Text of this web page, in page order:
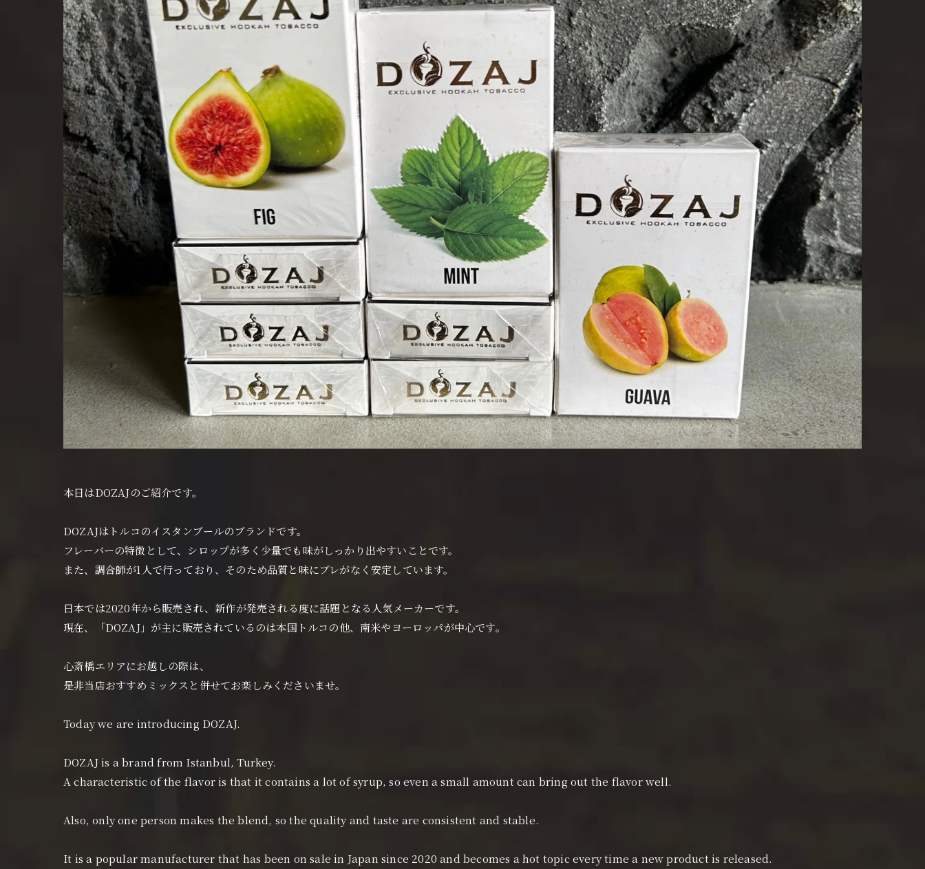
本日はDOZAJのご紹介です。
DOZAJはトルコのイスタンブールのブランドです。
フレーバーの特徴として、シロップが多く少量でも味がしっかり出やすいことです。
また、調合師が1人で行っており、そのため品質と味にブレがなく安定しています。
日本では2020年から販売され、新作が発売される度に話題となる人気メーカーです。
現在、「DOZAJ」が主に販売されているのは本国トルコの他、南米やヨーロッパが中心です。
心斎橋エリアにお越しの際は、
是非当店おすすめミックスと併せてお楽しみくださいませ。
Today we are introducing DOZAJ.
DOZAJ is a brand from Istanbul, Turkey.
A characteristic of the flavor is that it contains a lot of syrup, so even a small amount can bring out the flavor well.
Also, only one person makes the blend, so the quality and taste are consistent and stable.
It is a popular manufacturer that has been on sale in Japan since 2020 and becomes a hot topic every time a new product is released.